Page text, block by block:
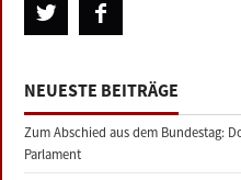
NEUESTE BEITRÄGE
Zum Abschied aus dem Bundestag:
Parlament